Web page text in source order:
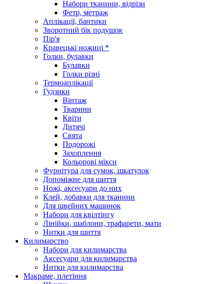
Набори тканини, відрізи
Фетр, метраж
Аплікації, бантики
Зворотний бік подушок
Пір'я
Кравецькі ножиці *
Голки, булавки
Булавки
Голки різні
Термоаплікації
Гудзики
Вінтаж
Тварини
Квіти
Дитячі
Свята
Подорожі
Захоплення
Кольорові мікси
Фурнітура для сумок, шкатулок
Допоміжне для шиття
Ножі, аксесуари до них
Клей, добавки для тканини
Для швейних машинок
Набори для квілтінгу
Лінійки, шаблони, трафарети, мати
Нитки для шиття
Килимарство
Набори для килимарства
Аксесуари для килимарства
Нитки для килимарства
Макраме, плетіння